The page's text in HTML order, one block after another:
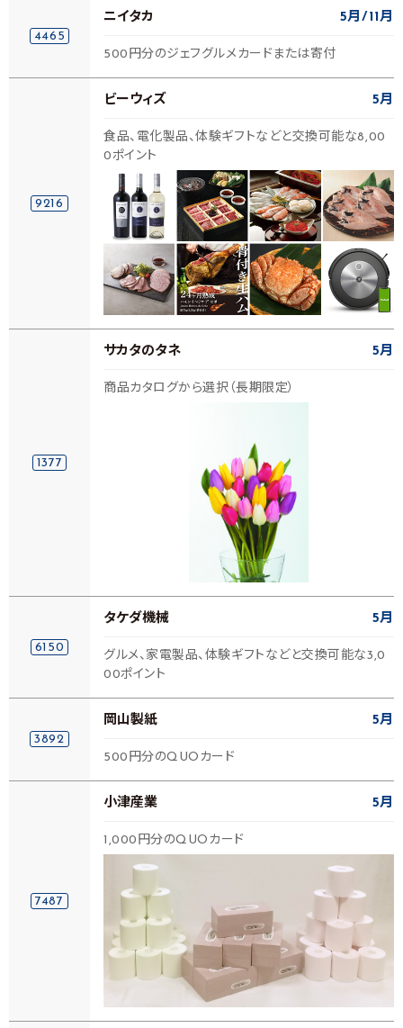
4465
ニイタカ 5月 11月
500円分のジェフグルメカードまたは寄付
9216
ビーウィズ 5月
食品、電化製品、体験ギフトなどと交換可能な8,00
0ポイント
1377
サカタのタネ 5月
商品カタログから選択（長期限定）
6150
タケダ機械 5月
グルメ、家電製品、体験ギフトなどと交換可能な3,0
00ポイント
3892
岡山製紙 5月
500円分のQUOカード
7487
小津産業 5月
1,000円分のQUOカード